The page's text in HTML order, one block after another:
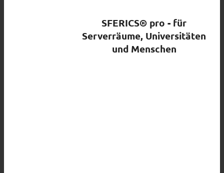
SFERICS® pro - für
Serverräume, Universitäten
und Menschen